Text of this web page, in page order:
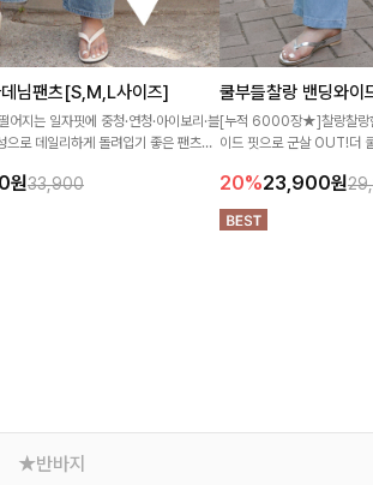
님팬츠[S,M,L사이즈]
어지는 일자핏에 중청·연청·아이보리·블
으로 데일리하게 돌려입기 좋은 팬츠🤍
나는 아이템
원33,900
쿨부들찰랑 밴딩와이
[누적 6000장★]찰랑찰랑
이드 핏으로 군살 OUT!더
20%23,900원
★반바지